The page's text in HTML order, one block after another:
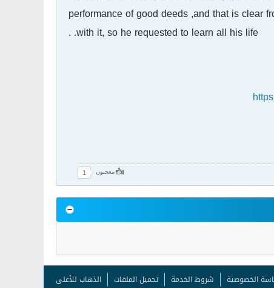
performance of good deeds ,and that is clear
with it, so he requested to learn all his life. .
معحبون 1
الخصوصية شروط الخدمة تحميل الملفات الذهاب للأعلى